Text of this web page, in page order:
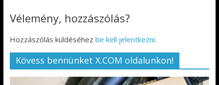
Vélemény, hozzászólás?
Hozzászólás küldéséhez be kell jelentkezni.
Kövess bennünket X.COM oldalunkon!